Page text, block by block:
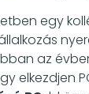
egy
az
elkezdjen